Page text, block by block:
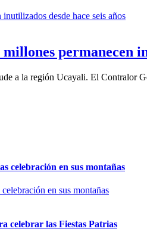
permanecen
a la región Ucayali. El Contralor
celebración en sus montañas
celebrar las Fiestas Patrias